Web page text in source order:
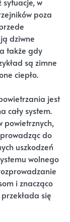
w
poza
dziwne
także gdy
są zimne
ciepło.
jest
cały system.
powietrznych,
do
uszkodzeń
wolnego
i znacząco
się